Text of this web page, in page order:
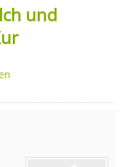
und